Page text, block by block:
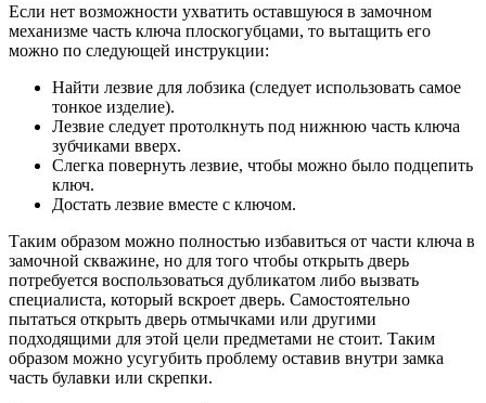
Если нет возможности ухватить оставшуюся в замочном
механизме часть ключа плоскогубцами, то вытащить его
можно по следующей инструкции:
Найти лезвие для лобзика (следует использовать самое
тонкое изделие).
Лезвие следует протолкнуть под нижнюю часть ключа
зубчиками вверх.
Слегка повернуть лезвие, чтобы можно было подцепить
ключ.
Достать лезвие вместе с ключом.
Таким образом можно полностью избавиться от части ключа в
замочной скважине, но для того чтобы открыть дверь
потребуется воспользоваться дубликатом либо вызвать
специалиста, который вскроет дверь. Самостоятельно
пытаться открыть дверь отмычками или другими
подходящими для этой цели предметами не стоит. Таким
образом можно усугубить проблему оставив внутри замка
часть булавки или скрепки.